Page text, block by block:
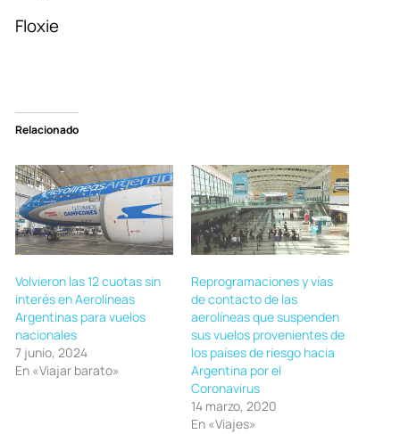
Floxie
Relacionado
Volvieron las 12 cuotas sin
interés en Aerolíneas
Argentinas para vuelos
nacionales
7 junio, 2024
En «Viajar barato»
Reprogramaciones y vías
de contacto de las
aerolíneas que suspenden
sus vuelos provenientes de
los países de riesgo hacia
Argentina por el
Coronavirus
14 marzo, 2020
En «Viajes»